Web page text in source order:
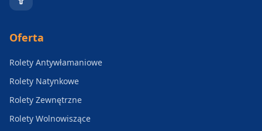
Oferta
Rolety Antywłamaniowe
Rolety Natynkowe
Rolety Zewnętrzne
Rolety Wolnowiszące